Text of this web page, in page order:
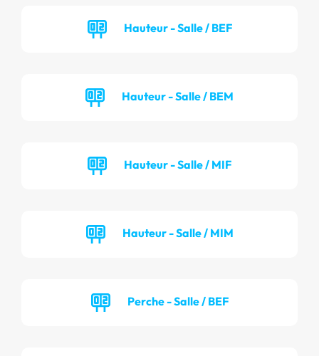
Hauteur - Salle / BEF
Hauteur - Salle / BEM
Hauteur - Salle / MIF
Hauteur - Salle / MIM
Perche - Salle / BEF